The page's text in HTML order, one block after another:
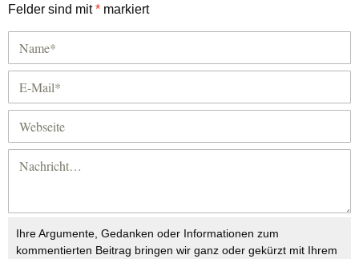
Felder sind mit* markiert
Ihre Argumente, Gedanken oder Informationen zum
kommentierten Beitrag bringen wir ganz oder gekürzt mit Ihrem